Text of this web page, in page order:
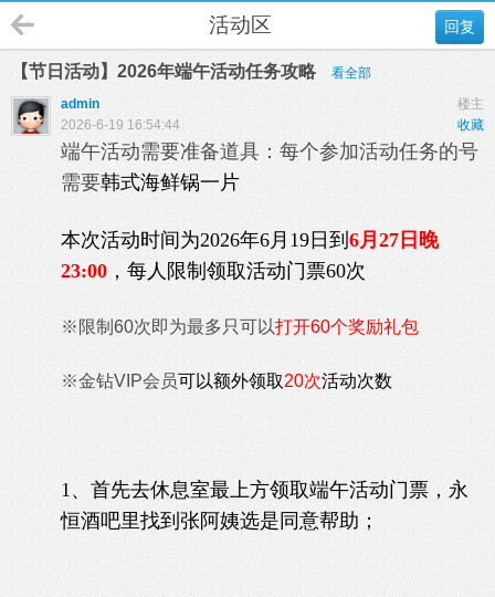
回复
活动区
【节日活动】2026年端午活动任务攻略
看全部
楼主
admin
收藏
2026-6-19 16:54:44
端午活动需要准备道具：每个参加活动任务的号
需要韩式海鲜锅一片
本次活动时间为2026年6月19日到 6月27日晚
23:00 ，每人限制领取活动门票60次
※限制60次即为最多只可以打开60个奖励礼包
※金钻VIP会员可以额外领取20次活动次数
1、首先去休息室最上方领取端午活动门票，永
恒酒吧里找到张阿姨选是同意帮助；